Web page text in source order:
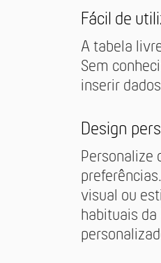
Fácil de
A tabela
Sem
inserir
Design
Personalize
visual ou
habituais da